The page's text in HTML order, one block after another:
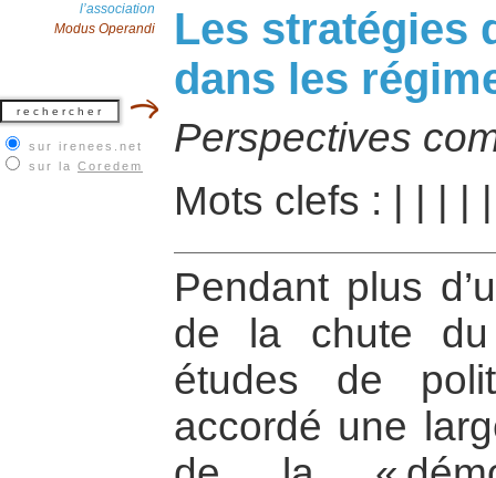
l’association
Modus Operandi
sur irenees.net
sur la Coredem
Les stratégies
dans les
Perspectives
Mots clefs :
Pendant plus
de la chute
études de
accordé une